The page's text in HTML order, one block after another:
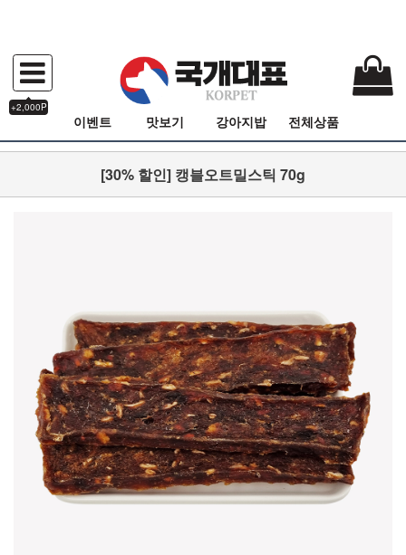
+2,000P
이벤트 맛보기 강아지밥 전체상품
[30% 할인] 캥블오트밀스틱 70g